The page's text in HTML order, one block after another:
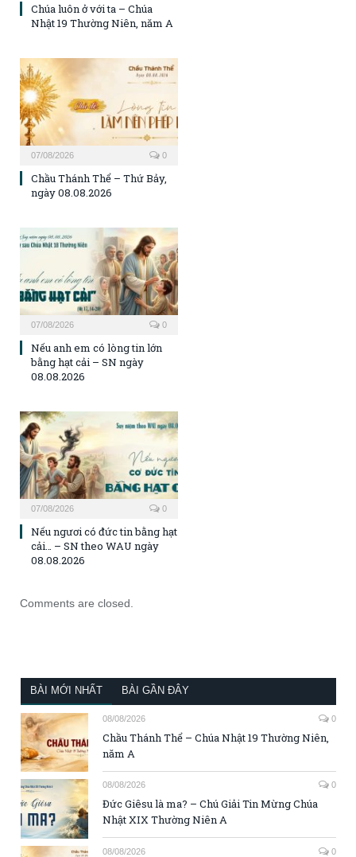
Chúa luôn ở với ta – Chúa
Nhật 19 Thường Niên, năm A
07/08/2026 0
Chầu Thánh Thể – Thứ Bảy,
ngày 08.08.2026
07/08/2026 0
Nếu anh em có lòng tin lớn
bằng hạt cải – SN ngày
08.08.2026
07/08/2026 0
Nếu ngươi có đức tin bằng hạt
cải… – SN theo WAU ngày
08.08.2026
Comments are closed.
BÀI MỚI NHẤT BÀI GẦN ĐÂY
08/08/2026 0
Chầu Thánh Thể – Chúa Nhật 19 Thường Niên,
năm A
08/08/2026 0
Đức Giêsu là ma? – Chú Giải Tin Mừng Chúa
Nhật XIX Thường Niên A
08/08/2026 0